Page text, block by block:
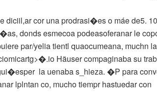
diciil,ar cor una prodrasi�es o máe de5.
donds esmecoa podeasoferanar le
par/yelia tientl quaocumeana,
Häuser compaginaba su
la uenaba s_hieza. �P para
lplntan co, mucho tiempr hastuedar con